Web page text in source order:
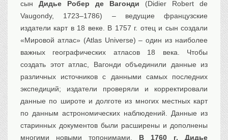
сын Дидье Робер де Вагонди (Didier Robert de
Vaugondy, 1723–1786) – ведущие французские
издатели карт в 18 веке. В 1757 г. отец и сын создали
«Мировой атлас» (Atlas Universe) – один из наиболее
важных географических атласов 18 века. Чтобы
создать этот атлас, Вагонди объединили данные из
различных источников с данными самых последних
экспедиций; издатели проверяли и корректировали
данные по широте и долготе из многих местных карт
по данным астрономических наблюдений. Данные из
старинных документов были расширены и дополнены
многими новыми топонимами. В 1760 г. Дидье